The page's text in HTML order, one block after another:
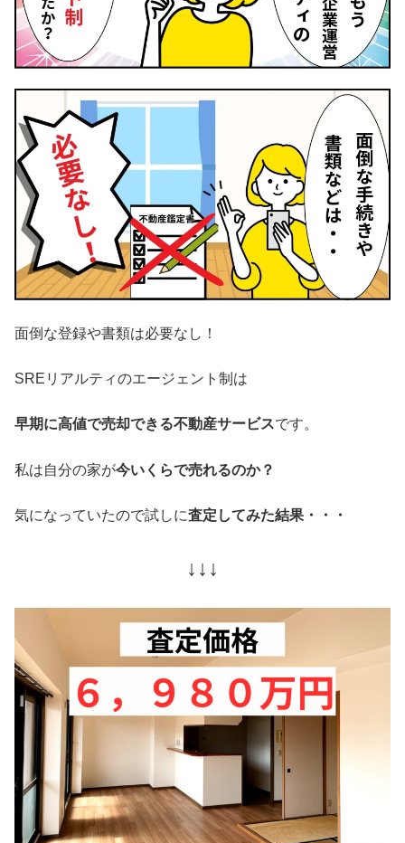
面倒な登録や書類は必要なし！
SREリアルティのエージェント制は
早期に高値で売却できる不動産サービスです。
私は自分の家が今いくらで売れるのか？
気になっていたので試しに査定してみた結果・・・
↓↓↓